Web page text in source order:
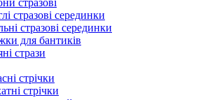
стразові
стразові серединки
стразові серединки
для бантиків
стрази
стрічки
стрічки